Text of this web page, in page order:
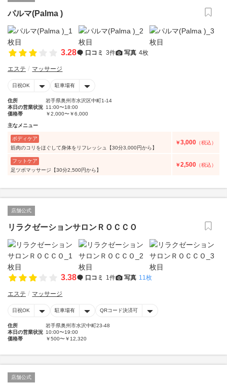
パルマ(Palma )
3.28 口コミ 3件 写真 4枚
エステ マッサージ
日祝OK 駐車場有
住所
岩手県奥州市水沢区中町1-14
本日の営業状況 11:00〜18:00
価格帯
￥2,000〜￥6,000
主なメニュー
ボディケア
筋肉のコリをほぐして身体をリフレッシュ【30分3,000円から】
￥3,000 （税込）
フットケア
足ツボマッサージ【30分2,500円から】
￥2,500 （税込）
店舗公式
リラクゼーションサロンＲＯＣＣＯ
3.38 口コミ 1件 写真 11枚
エステ マッサージ
日祝OK 駐車場有 QRコード決済可
住所
岩手県奥州市水沢中町23-48
本日の営業状況 10:00〜19:00
価格帯
￥500〜￥12,320
店舗公式